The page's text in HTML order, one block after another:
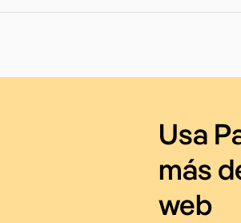
Usa
más
web